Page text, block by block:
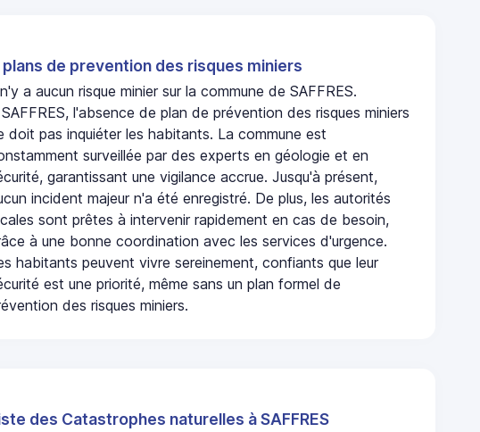
plans de prevention des risques miniers
a aucun risque minier sur la commune de SAFFRES.
l'absence de plan de prévention des risques miniers
doit pas inquiéter les habitants. La commune est
surveillée par des experts en géologie et en
garantissant une vigilance accrue. Jusqu'à présent,
incident majeur n'a été enregistré. De plus, les autorités
sont prêtes à intervenir rapidement en cas de besoin,
à une bonne coordination avec les services d'urgence.
habitants peuvent vivre sereinement, confiants que leur
est une priorité, même sans un plan formel de
des risques miniers.
des Catastrophes naturelles à SAFFRES